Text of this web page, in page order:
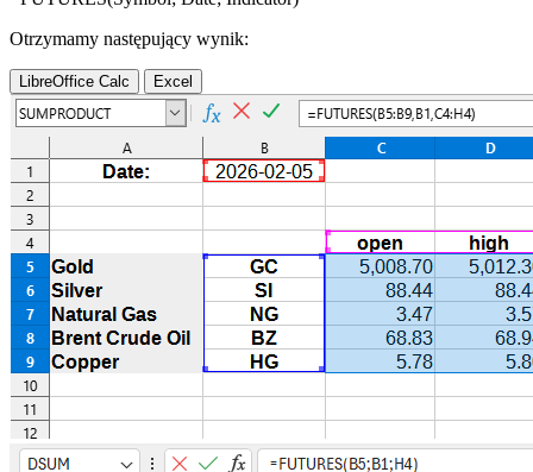
Otrzymamy następujący wynik:
LibreOffice Calc Excel